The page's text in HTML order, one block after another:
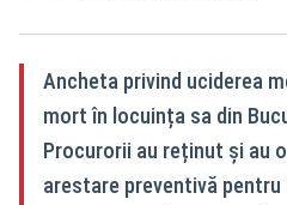
Ancheta privind uciderea
mort în locuința sa din
Procurorii au reținut și au
arestare preventivă